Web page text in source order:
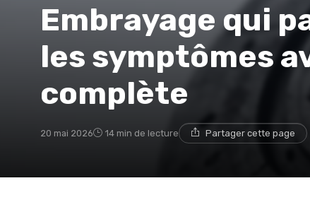
Embrayage qui
les symptômes
complète
20 mai 2026 14 min de lecture Partager cette page